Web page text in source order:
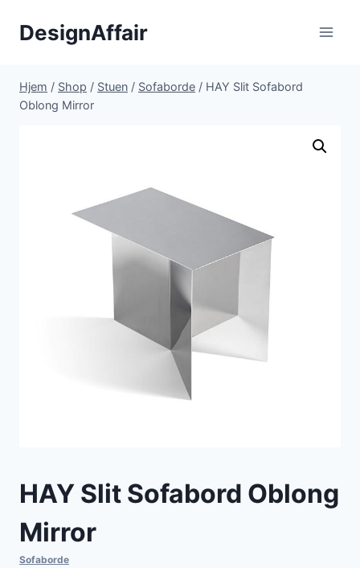
DesignAffair
Hjem / Shop / Stuen / Sofaborde / HAY Slit Sofabord
Oblong Mirror
HAY Slit Sofabord Oblong
Mirror
Sofaborde